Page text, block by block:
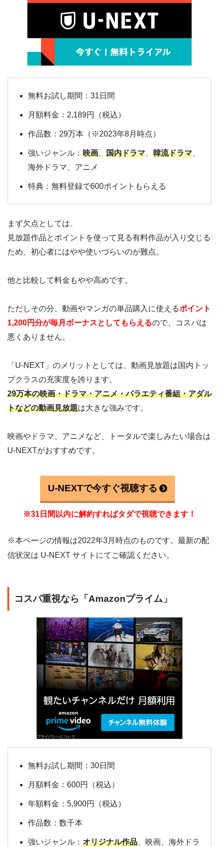
無料お試し期間：31日間
月額料金：2,189円（税込）
作品数：29万本（※2023年8月時点）
強いジャンル： 映画 国内ドラマ 韓流ドラマ
海外ドラマ、アニメ
特典：無料登録で600ポイントもらえる
まず欠点としては、
見放題作品とポイントを使って見る有料作品が入り交じる
ため、初心者にはやや使いづらいのが難点。
他と比較して料金もやや高めです。
ただしその分、動画やマンガの単品購入に使えるポイント
1,200円分が毎月ボーナスとしてもらえるので、コスパは
悪くありません。
「U-NEXT」のメリットとしては、動画見放題は国内トッ
プクラスの充実度を誇ります。
29万本の映画・ドラマ・アニメ・バラエティ番組・アダル
トなどの動画見放題は大きな強みです。
映画やドラマ、アニメなど、トータルで楽しみたい場合は
U-NEXTがおすすめです。
U-NEXTで今すぐ視聴する
※31日間以内に解約すればタダで視聴できます！
※本ページの情報は2022年3月時点のものです。最新の配
信状況は U-NEXT サイトにてご確認ください。
コスパ重視なら「Amazonプライム」
無料お試し期間：30日間
月額料金：600円（税込）
年額料金：5,900円（税込）
作品数：数千本
強いジャンル： オリジナル作品、映画、海外ドラ